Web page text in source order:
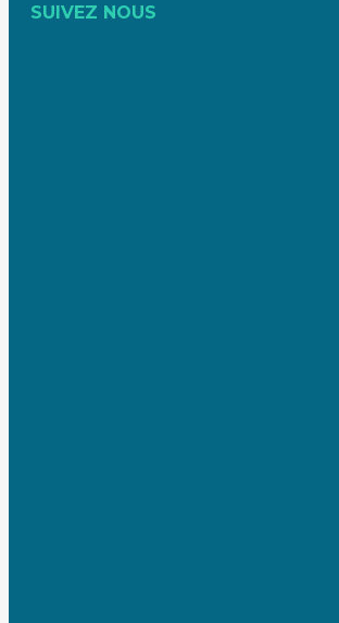
SUIVEZ NOUS